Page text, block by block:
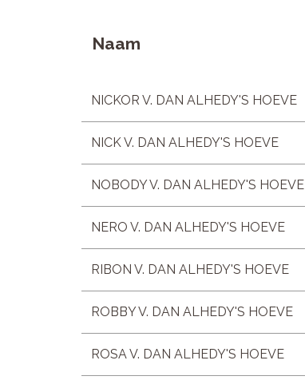
Naam
NICKOR V. DAN ALHEDY'S HOEVE
NICK V. DAN ALHEDY'S HOEVE
NOBODY V. DAN ALHEDY'S HOEVE
NERO V. DAN ALHEDY'S HOEVE
RIBON V. DAN ALHEDY'S HOEVE
ROBBY V. DAN ALHEDY'S HOEVE
ROSA V. DAN ALHEDY'S HOEVE